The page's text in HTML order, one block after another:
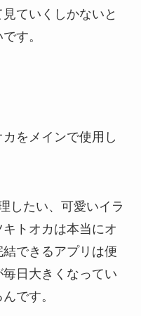
ていくしかないと
す。
をメインで使用し
したい、可愛いイラ
トオカは本当にオ
できるアプリは便
日大きくなってい
です。